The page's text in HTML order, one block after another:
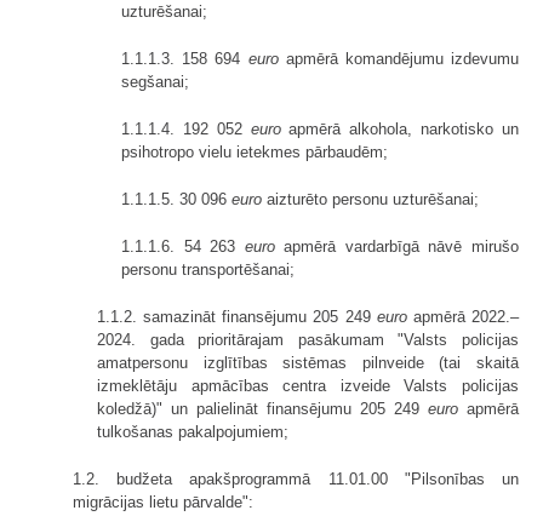
uzturēšanai;
1.1.1.3. 158 694 euroapmērā komandējumu izdevumu
segšanai;
1.1.1.4. 192 052 euroapmērā alkohola, narkotisko un
psihotropo vielu ietekmes pārbaudēm;
1.1.1.5. 30 096 euro aizturēto personu uzturēšanai;
1.1.1.6. 54 263 euroapmērā vardarbīgā nāvē mirušo
personu transportēšanai;
1.1.2. samazināt finansējumu 205 249 euro apmērā 2022.–
2024. gada prioritārajam pasākumam "Valsts policijas
amatpersonu izglītības sistēmas pilnveide (tai skaitā
izmeklētāju apmācības centra izveide Valsts policijas
koledžā)" un palielināt finansējumu 205 249 euro apmērā
tulkošanas pakalpojumiem;
1.2. budžeta apakšprogrammā 11.01.00 "Pilsonības un
migrācijas lietu pārvalde":